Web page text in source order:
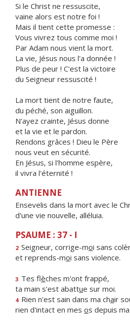
Si le Christ ne ressuscite,
vaine alors est notre foi !
Mais il tient cette promesse :
Vous vivrez tous comme moi !
Par Adam nous vient la mort.
La vie, Jésus nous l'a donnée !
Plus de peur ! C'est la victoire
du Seigneur ressuscité !
La mort tient de notre faute,
du péché, son aiguillon.
N'ayez crainte, Jésus donne
et la vie et le pardon.
Rendons grâces ! Dieu le Père
nous veut en sécurité.
En Jésus, si l'homme espère,
il vivra l'éternité !
ANTIENNE
Ensevelis dans la mort avec le
d'une vie nouvelle, alléluia.
PSAUME : 37 - I
2 Seigneur, corrige-moi sans
et reprends-moi sans violence.
3 Tes flèches m'ont frappé,
ta main s'est abattue sur moi.
4 Rien n'est sain dans ma chair
rien d'intact en mes os depuis